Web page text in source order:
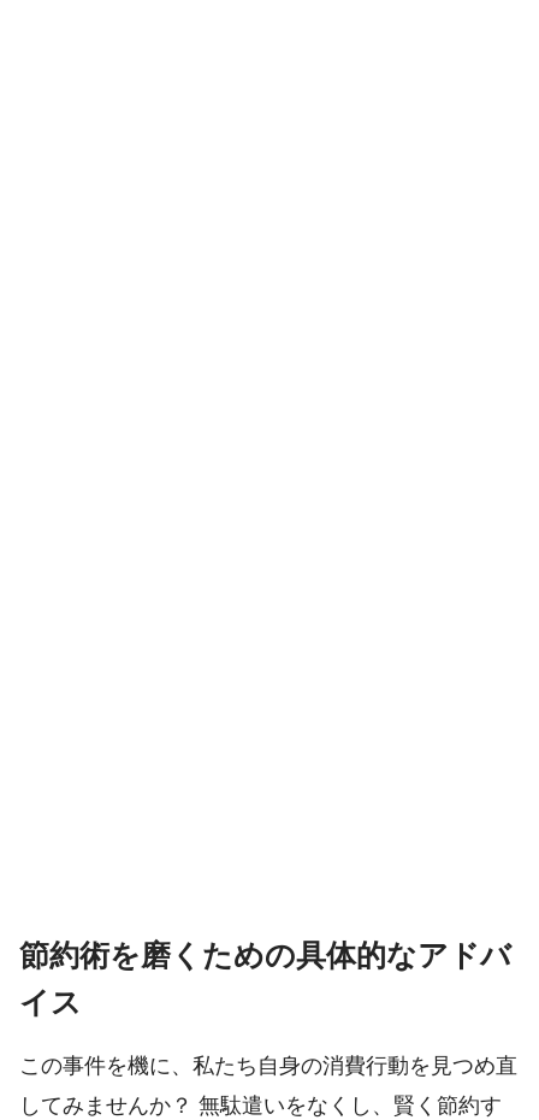
節約術を磨くための具体的なアドバ
イス
この事件を機に、私たち自身の消費行動を見つめ直
してみませんか？ 無駄遣いをなくし、賢く節約す